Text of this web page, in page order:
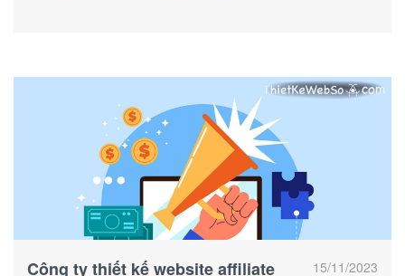
15/11/2023
Công ty thiết kế website affiliate